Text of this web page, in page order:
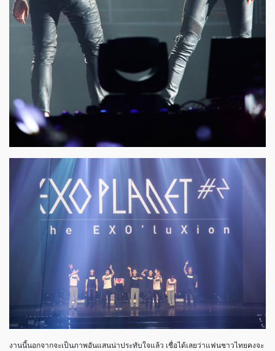
งานนี้นอกจากจะเป็นภาพอันแสนน่าประทับใจแล้ว เชื่อได้เลยว่าแฟนชาวไทยคงจะ